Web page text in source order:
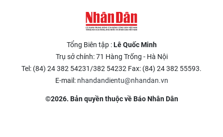
NHÂN DÂN CUỐI TUẦN
NHÂN DÂN HẰNG THÁNG
Tổng Biên tập :Lê Quốc Minh
Trụ sở chính: 71 Hàng Trống - Hà Nội
Tel: (84) 24 382 54231/382 54232 Fax: (84) 24 382 55593.
E-mail: nhandandientu@nhandan.vn
©2026. Bản quyền thuộc về Báo Nhân Dân